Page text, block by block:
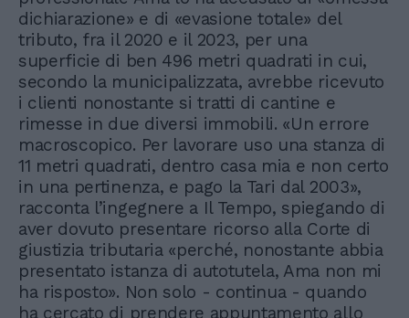
dichiarazione» e di «evasione totale» del
tributo, fra il 2020 e il 2023, per una
superficie di ben 496 metri quadrati in cui,
secondo la municipalizzata, avrebbe ricevuto
i clienti nonostante si tratti di cantine e
rimesse in due diversi immobili. «Un errore
macroscopico. Per lavorare uso una stanza di
11 metri quadrati, dentro casa mia e non certo
in una pertinenza, e pago la Tari dal 2003»,
racconta l’ingegnere a Il Tempo, spiegando di
aver dovuto presentare ricorso alla Corte di
giustizia tributaria «perché, nonostante abbia
presentato istanza di autotutela, Ama non mi
ha risposto». Non solo - continua - quando
ha cercato di prendere appuntamento allo